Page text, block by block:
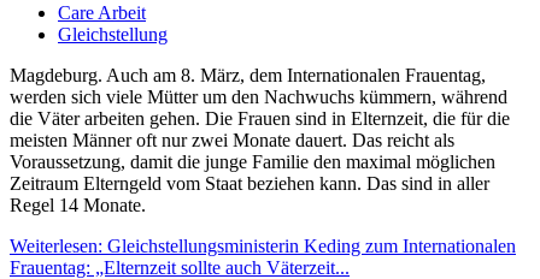
Care Arbeit
Gleichstellung
Magdeburg. Auch am 8. März, dem Internationalen Frauentag,
werden sich viele Mütter um den Nachwuchs kümmern, während
die Väter arbeiten gehen. Die Frauen sind in Elternzeit, die für die
meisten Männer oft nur zwei Monate dauert. Das reicht als
Voraussetzung, damit die junge Familie den maximal möglichen
Zeitraum Elterngeld vom Staat beziehen kann. Das sind in aller
Regel 14 Monate.
Weiterlesen: Gleichstellungsministerin Keding zum Internationalen
Frauentag: „Elternzeit sollte auch Väterzeit...